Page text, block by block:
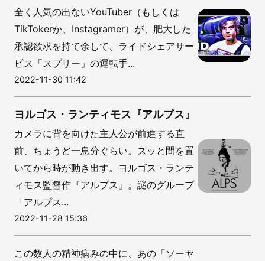
全く人気の出ないYouTuber（もしくは
TikTokerか、Instagramer）が、肥大した
承認欲求を持て余して、ライドシェアサー
ビス「スプリー」の運転手...
2022-11-30 11:42
ヨルゴス・ランティモス『アルプス』
カメラに背を向けた主人公が前進する直
前、ちょうど一息分ぐらい。スッと間を置
いてから時が動き出す。ヨルゴス・ランテ
ィモス監督作『アルプス』。謎のグループ
「アルプス...
2022-11-28 15:36
この数人の精神病みの中に、あの「ソーヤ